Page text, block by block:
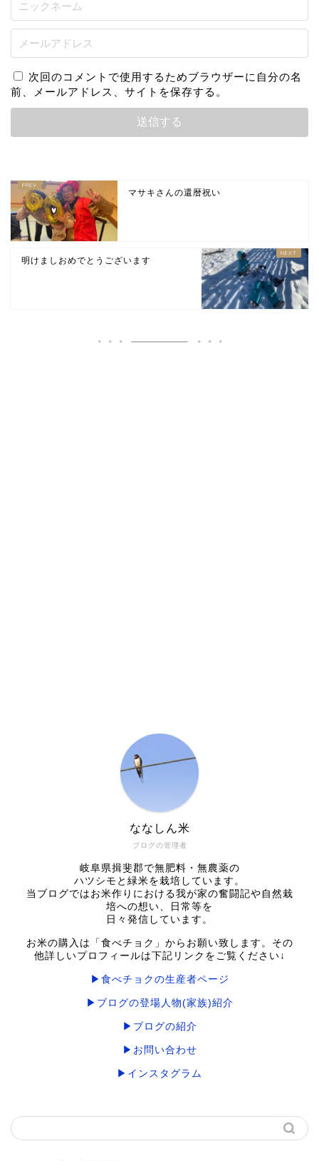
次回のコメントで使用するためブラウザーに自分の名
前、メールアドレス、サイトを保存する。
マサキさんの還暦祝い
明けましおめでとうございます
ブログの管理者
ななしん米
岐阜県揖斐郡で無肥料・無農薬の
ハツシモと緑米を栽培しています。
当ブログではお米作りにおける我が家の奮闘記や自然栽
培への想い、日常等を
日々発信しています。
お米の購入は「食べチョク」からお願い致します。その
他詳しいプロフィールは下記リンクをご覧ください↓
▶食べチョクの生産者ページ
▶ブログの登場人物(家族)紹介
▶ブログの紹介
▶お問い合わせ
▶インスタグラム